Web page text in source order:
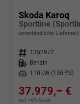
Skoda Karoq
unverbindliche Lieferzeit:
Fahrzeugnr. 1352972
Kraftstoff
Benzin
Leistung
110 kW (150 PS)
37.979,– €
incl. 19% MwSt.